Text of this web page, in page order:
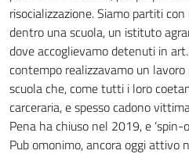
risocializzazione. Siamo partiti
dentro una scuola, un istituto
dove accoglievamo detenuti in
contempo realizzavamo un
scuola che, come tutti i loro
carceraria, e spesso cadono
Pena ha chiuso nel 2019, e
Pub omonimo, ancora oggi attivo